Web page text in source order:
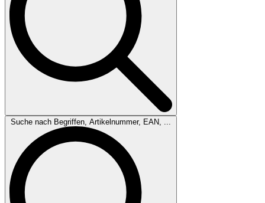
Suche nach Begriffen, Artikelnummer, EAN, ...